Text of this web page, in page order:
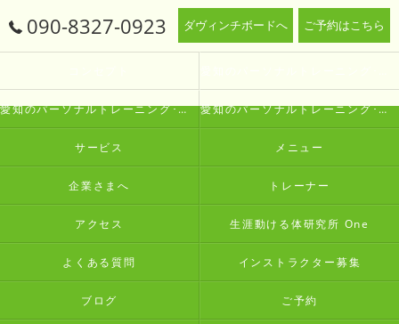
090-8327-0923 ダヴィンチボードへ ご予約はこちら
愛知のパーソナルトレーニング･生涯動ける体研究所 Oneの評判 愛知のパーソナルトレーニング･生涯動ける体研究所 Oneのお客様の声
サービス メニュー
企業さまへ トレーナー
アクセス 生涯動ける体研究所 One
よくある質問 インストラクター募集
ブログ ご予約